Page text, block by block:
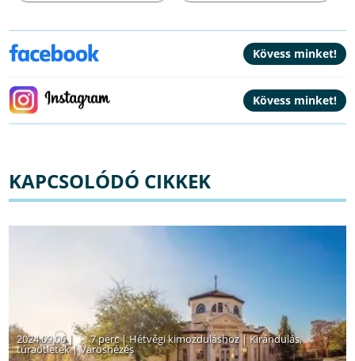
KAPCSOLÓDÓ CIKKEK
2024.09.06 | 7 perc|Hétvégi kimozduláshoz|Kirándulás,
túraötletek|Városnézés